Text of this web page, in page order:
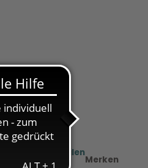
PDF
Teilen
Merken